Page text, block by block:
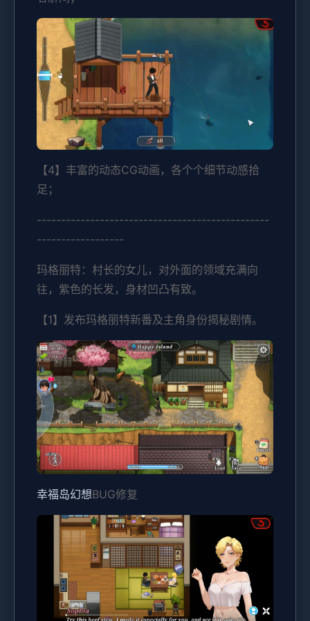
【4】丰富的动态CG动画，各个个细节动感拾
足；
------------------------------------------------
------------------
玛格丽特：村长的女儿，对外面的领域充满向
往，紫色的长发，身材凹凸有致。
【1】发布玛格丽特新番及主角身份揭秘剧情。
幸福岛幻想BUG修复